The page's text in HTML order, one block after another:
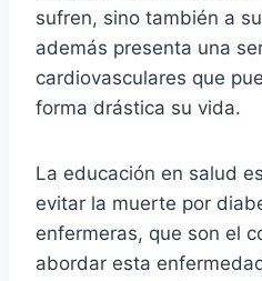
sufren, sino también a
además presenta una
cardiovasculares que
forma drástica su vida.
La educación en salud
evitar la muerte por
enfermeras, que son el
abordar esta